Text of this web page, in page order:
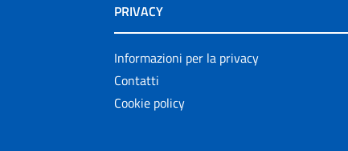
PRIVACY
Informazioni per la privacy
Contatti
Cookie policy